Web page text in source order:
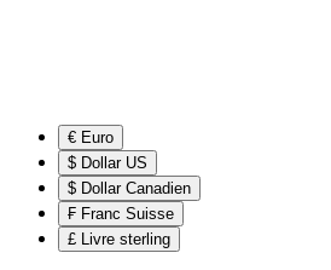
€ Euro
$ Dollar US
$ Dollar Canadien
₣ Franc Suisse
£ Livre sterling